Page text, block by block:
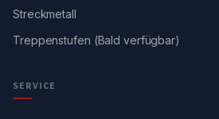
Streckmetall
Treppenstufen (Bald verfügbar)
SERVICE